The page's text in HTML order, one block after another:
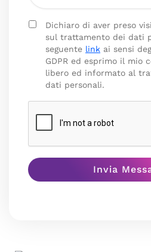
Dichiaro di aver preso
sul trattamento dei dati
seguente link ai sensi
GDPR ed esprimo il mio
libero ed informato al
dati personali.